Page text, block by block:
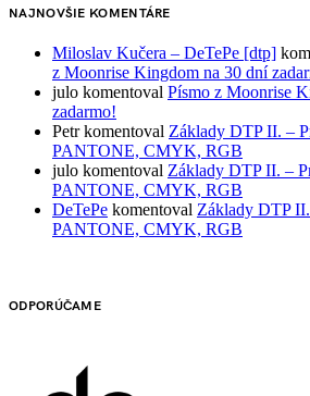
NAJNOVŠIE KOMENTÁRE
Miloslav Kučera – DeTePe [dtp]
z Moonrise Kingdom na 30 dní
julo komentoval Písmo z Moonrise
zadarmo!
Petrkomentoval Základy DTP II. –
PANTONE, CMYK, RGB
julo komentoval Základy DTP II. –
PANTONE, CMYK, RGB
DeTePe komentoval Základy DTP
PANTONE, CMYK, RGB
ODPORÚČAME